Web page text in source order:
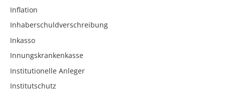
Inflation
Inhaberschuldverschreibung
Inkasso
Innungskrankenkasse
Institutionelle Anleger
Institutschutz